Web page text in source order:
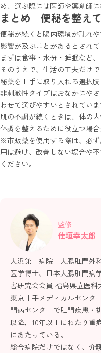
め、選ぶ際には医師や薬剤師
まとめ｜便秘を整え
便秘が続くと腸内環境が乱れ
影響が及ぶことがあるとされて
まずは食事・水分・睡眠など
そのうえで、生活の工夫だけ
秘薬を上手に取り入れる選択肢
非刺激性タイプはおなかにや
わせて選びやすいとされていま
肌の不調が続くときは、体の
体調を整えるために役立つ場合
※市販薬を使用する際は、必
用は避け、改善しない場合や
ください。
監修
仕垣幸太
大浜第一病院 大腸肛門外
医学博士、日本大腸肛門病
害研究会会員 福島県立医科
東京山手メディカルセンタ
門病センターで肛門疾患・
以降，10年以上にわたり重
にあたっている。
総合病院だけではなく、介